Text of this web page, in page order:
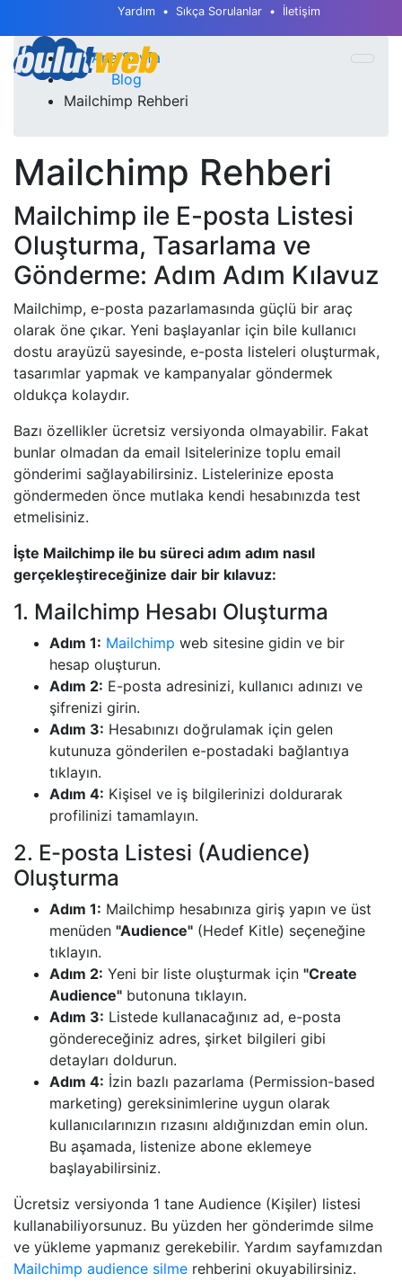
Yardım Sıkça Sorulanlar İletişim
Ana Sayfa
Blog
Mailchimp Rehberi
Mailchimp Rehberi
Mailchimp ile E-posta Listesi
Oluşturma, Tasarlama ve
Gönderme: Adım Adım Kılavuz
Mailchimp, e-posta pazarlamasında güçlü bir araç
olarak öne çıkar. Yeni başlayanlar için bile kullanıcı
dostu arayüzü sayesinde, e-posta listeleri oluşturmak,
tasarımlar yapmak ve kampanyalar göndermek
oldukça kolaydır.
Bazı özellikler ücretsiz versiyonda olmayabilir. Fakat
bunlar olmadan da email lsitelerinize toplu email
gönderimi sağlayabilirsiniz. Listelerinize eposta
göndermeden önce mutlaka kendi hesabınızda test
etmelisiniz.
İşte Mailchimp ile bu süreci adım adım nasıl
gerçekleştireceğinize dair bir kılavuz:
1. Mailchimp Hesabı Oluşturma
Adım 1: Mailchimp web sitesine gidin ve bir
hesap oluşturun.
Adım 2: E-posta adresinizi, kullanıcı adınızı ve
şifrenizi girin.
Adım 3: Hesabınızı doğrulamak için gelen
kutunuza gönderilen e-postadaki bağlantıya
tıklayın.
Adım 4: Kişisel ve iş bilgilerinizi doldurarak
profilinizi tamamlayın.
2. E-posta Listesi (Audience)
Oluşturma
Adım 1: Mailchimp hesabınıza giriş yapın ve üst
menüden "Audience" (Hedef Kitle) seçeneğine
tıklayın.
Adım 2: Yeni bir liste oluşturmak için "Create
Audience" butonuna tıklayın.
Adım 3: Listede kullanacağınız ad, e-posta
göndereceğiniz adres, şirket bilgileri gibi
detayları doldurun.
Adım 4: İzin bazlı pazarlama (Permission-based
marketing) gereksinimlerine uygun olarak
kullanıcılarınızın rızasını aldığınızdan emin olun.
Bu aşamada, listenize abone eklemeye
başlayabilirsiniz.
Ücretsiz versiyonda 1 tane Audience (Kişiler) listesi
kullanabiliyorsunuz. Bu yüzden her gönderimde silme
ve yükleme yapmanız gerekebilir. Yardım sayfamızdan
Mailchimp audience silme rehberini okuyabilirsiniz.